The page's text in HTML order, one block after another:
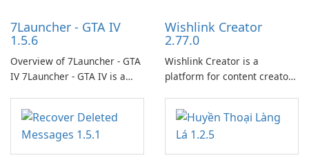
7Launcher - GTA IV
1.5.6
Overview of 7Launcher - GTA
IV 7Launcher - GTA IV is a
application designed to
optimize the gaming
experience for Grand Theft
Auto IV.
Wishlink Creator
2.77.0
Wishlink Creator is a
platform for content creators
work through built-in brand
partnerships and integrated
tools for content distribution
and audience engagement.